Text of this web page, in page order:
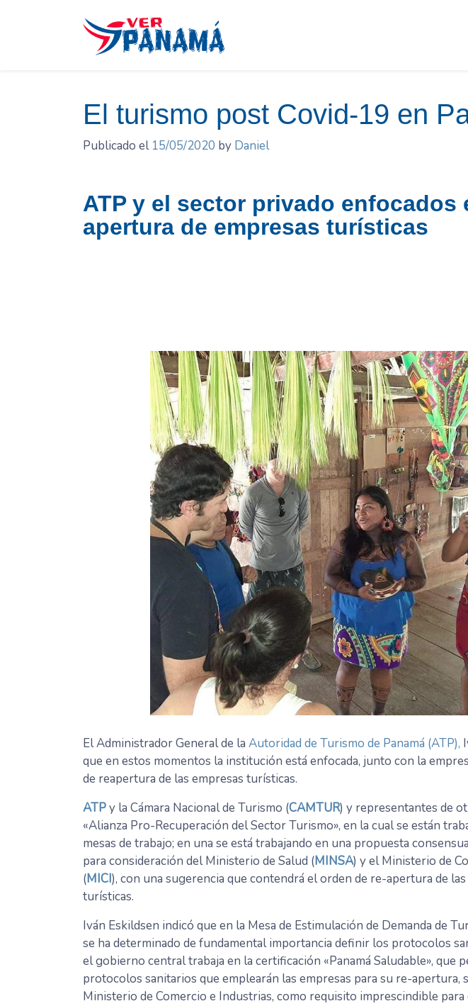
El turismo post Covid-19 en
Publicado el 15/05/2020 by Daniel
ATP y el sector privado enfocados
apertura de empresas turísticas
El Administrador General de la Autoridad de Turismo de Panamá (ATP),
que en estos momentos la institución está enfocada, junto con la
de reapertura de las empresas turísticas.
ATPy la Cámara Nacional de Turismo (CAMTUR) y representantes de
«Alianza Pro-Recuperación del Sector Turismo», en la cual se están
mesas de trabajo; en una se está trabajando en una propuesta
para consideración del Ministerio de Salud (MINSA) y el Ministerio de
(MICI), con una sugerencia que contendrá el orden de re-apertura de
turísticas.
Iván Eskildsen indicó que en la Mesa de Estimulación de Demanda de
se ha determinado de fundamental importancia definir los protocolos
el gobierno central trabaja en la certificación «Panamá Saludable», que
protocolos sanitarios que emplearán las empresas para su re-apertura,
Ministerio de Comercio e Industrias, como requisito imprescindible para